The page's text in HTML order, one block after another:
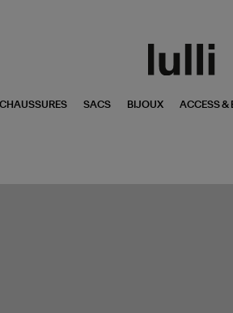
CHAUSSURES SACS BIJOUX ACCESS &